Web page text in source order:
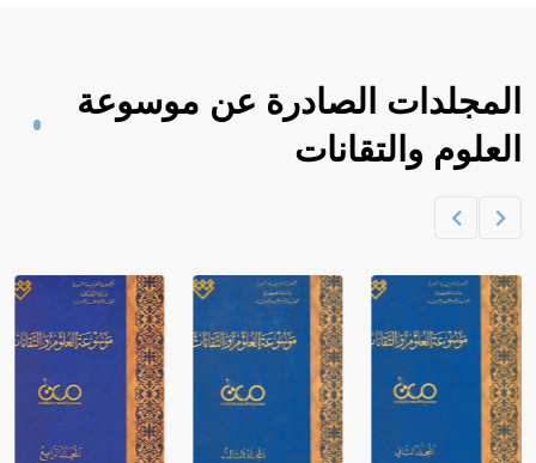
المجلدات الصادرة عن موسوعة
العلوم والتقانات